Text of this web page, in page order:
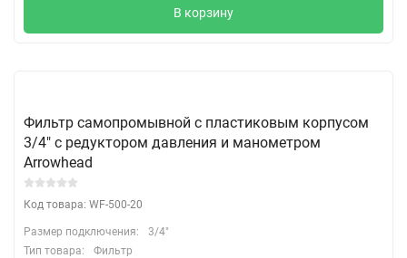
В корзину
Фильтр самопромывной с пластиковым корпусом
3/4" c редуктором давления и манометром
Arrowhead
Код товара: WF-500-20
Размер подключения:
3/4"
Тип товара:
Фильтр